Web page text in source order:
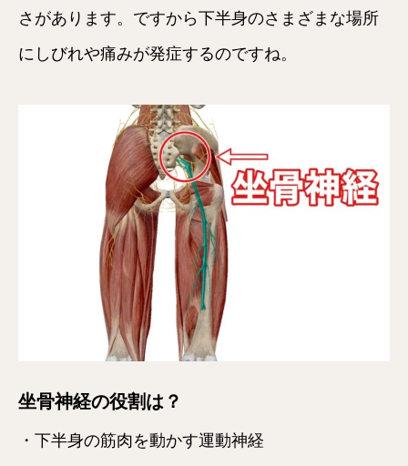
さがあります。ですから下半身のさまざまな場所
にしびれや痛みが発症するのですね。
坐骨神経の役割は？
・下半身の筋肉を動かす運動神経